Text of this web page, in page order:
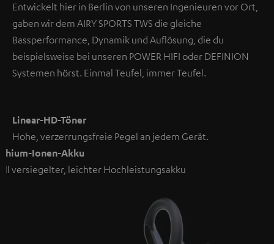
Entwickelt hier in Berlin von unseren Ingenieuren vor Ort,
gaben wir dem AIRY SPORTS TWS die gleiche
Bassperformance, Dynamik und Auflösung, die du
beispielsweise bei unseren POWER HIFI oder DEFINION
Systemen hörst. Einmal Teufel, immer Teufel.
Linear-HD-Töner
Hohe, verzerrungsfreie Pegel an jedem Gerät.
Ionen-Akku
versiegelter, leichter Hochleistungsakku